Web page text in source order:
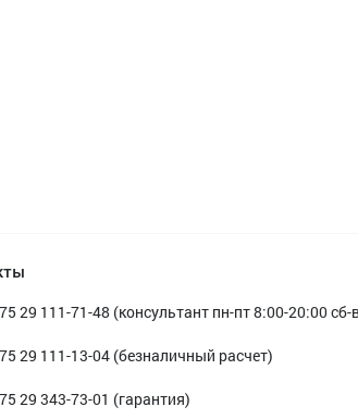
29 111-71-48 (консультант пн-пт 8:00-20:00 сб-
29 111-13-04 (безналичный расчет)
29 343-73-01 (гарантия)